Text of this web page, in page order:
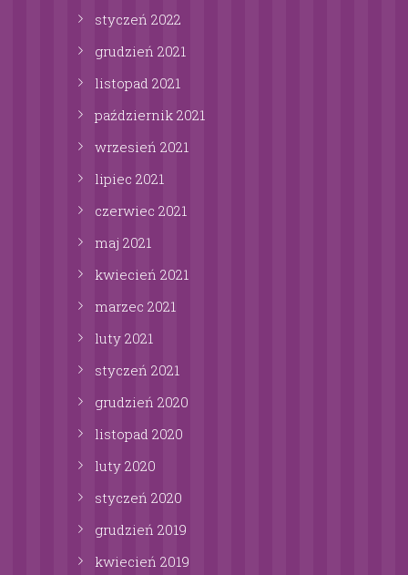
styczeń 2022
grudzień 2021
listopad 2021
październik 2021
wrzesień 2021
lipiec 2021
czerwiec 2021
maj 2021
kwiecień 2021
marzec 2021
luty 2021
styczeń 2021
grudzień 2020
listopad 2020
luty 2020
styczeń 2020
grudzień 2019
kwiecień 2019